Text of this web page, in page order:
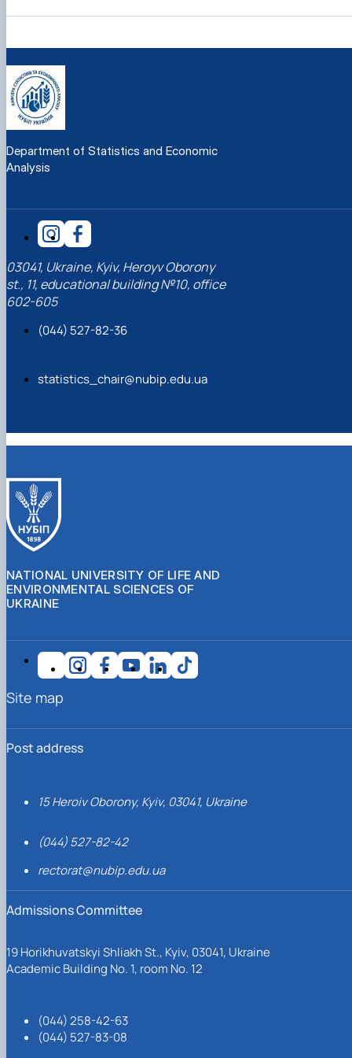
Department of Statistics and Economic
Analysis
03041, Ukraine, Kyiv, Heroyv Oborony
st., 11, educational building №10, office
602-605
(044) 527-82-36
statistics_chair@nubip.edu.ua
NATIONAL UNIVERSITY OF LIFE AND
ENVIRONMENTAL SCIENCES OF
UKRAINE
Post address
15 Heroiv Oborony, Kyiv, 03041, Ukraine
(044) 527-82-42
rectorat@nubip.edu.ua
Admissions Committee
19 Horikhuvatskyi Shliakh St., Kyiv, 03041, Ukraine
Academic Building No. 1, room No. 12
(044) 258-42-63
(044) 527-83-08
Site map